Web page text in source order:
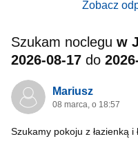
Zobacz
Szukam noclegu w
2026-08-17 do
Mariusz
08 marca, o 18:57
Szukamy pokoju z łazienką i